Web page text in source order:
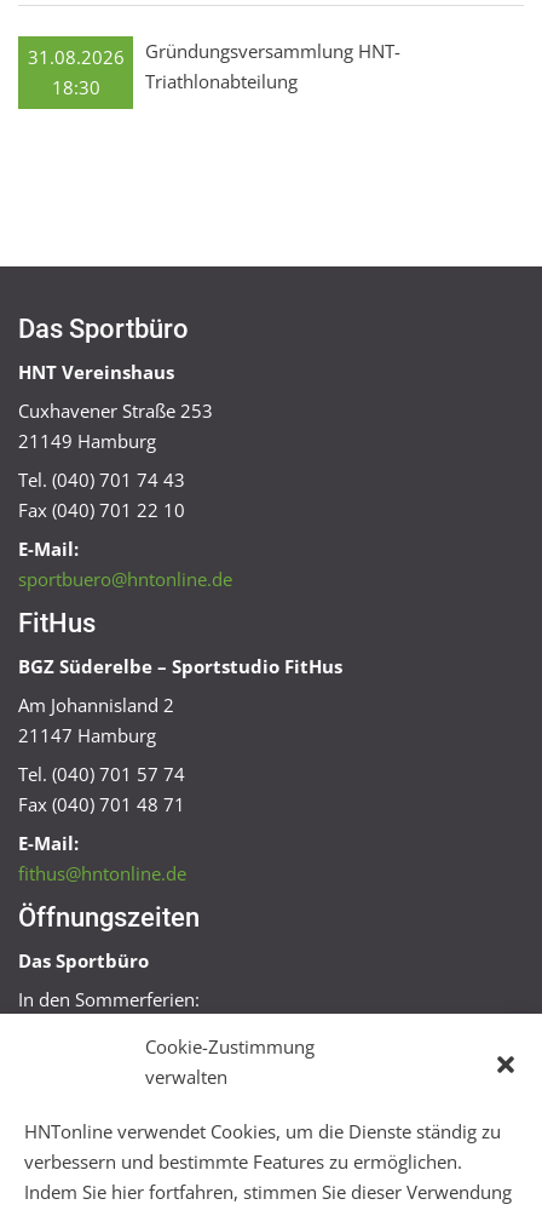
Cookie-Zustimmung
verwalten
HNTonline verwendet Cookies, um die Dienste ständig zu
verbessern und bestimmte Features zu ermöglichen.
Indem Sie hier fortfahren, stimmen Sie dieser Verwendung
31.08.2026
18:30
Gründungsversammlung HNT-
Triathlonabteilung
Das Sportbüro
HNT Vereinshaus
Cuxhavener Straße 253
21149 Hamburg
Tel. (040) 701 74 43
Fax (040) 701 22 10
E-Mail:
sportbuero@hntonline.de
FitHus
BGZ Süderelbe – Sportstudio FitHus
Am Johannisland 2
21147 Hamburg
Tel. (040) 701 57 74
Fax (040) 701 48 71
E-Mail:
fithus@hntonline.de
Öffnungszeiten
Das Sportbüro
In den Sommerferien:
Mo + Mi 16:00 – 18:00 Uhr
Mo – Fr 08:00 – 22:00 Uhr
Sa + So 10:00 – 18:00 Uhr